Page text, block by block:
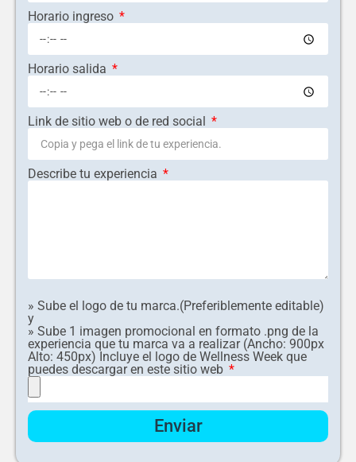
Horario ingreso
Horario salida
Link de sitio web o de red social
Describe tu experiencia
» Sube el logo de tu marca.(Preferiblemente editable)
y
» Sube 1 imagen promocional en formato .png de la
experiencia que tu marca va a realizar (Ancho: 900px
Alto: 450px) Incluye el logo de Wellness Week que
puedes descargar en este sitio web
Enviar